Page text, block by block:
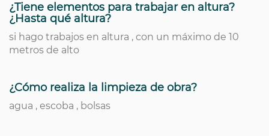
¿Tiene elementos para trabajar en altura?
¿Hasta qué altura?
si hago trabajos en altura , con un máximo de 10
metros de alto
¿Cómo realiza la limpieza de obra?
agua , escoba , bolsas